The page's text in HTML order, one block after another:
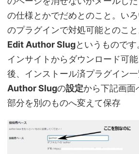
の仕様とかでだめとのこと。い
のプラグインで対処可能とのこ
Edit Author Slugというもので
インサイトからダウンロード可
後、インストール済プラグイン
Author Slugの設定から下記画面
部分を別のものへ変えて保存